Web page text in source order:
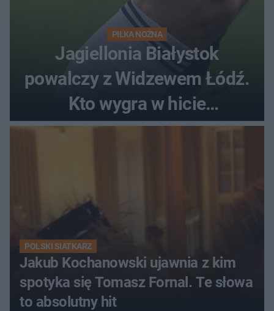
PIŁKA NOŻNA
Jagiellonia Białystok
powalczy z Widzewem Łódź.
Kto wygra w hicie
Ekstraklasy?
POLSKI SIATKARZ
Jakub Kochanowski ujawnia z kim
spotyka się Tomasz Fornal. Te słowa
to absolutny hit